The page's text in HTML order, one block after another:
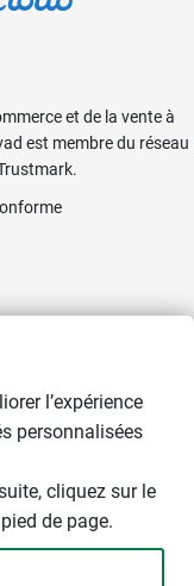
et de la vente à
est membre du réseau
l’expérience
personnalisées
cliquez sur le
de page.